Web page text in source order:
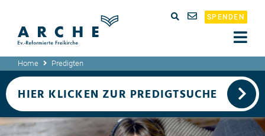
SPENDEN
Home Predigten
HIER KLICKEN ZUR PREDIGTSUCHE